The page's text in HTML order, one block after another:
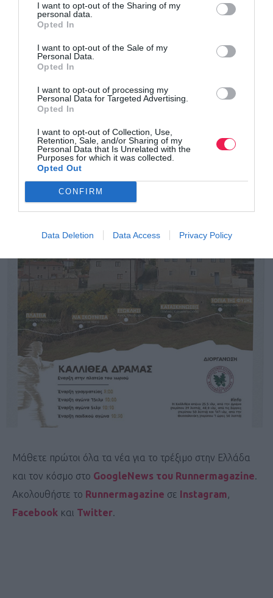
I want to opt-out of the Sharing of my
personal data.
Opted In
I want to opt-out of the Sale of my
Personal Data.
Opted In
I want to opt-out of processing my
Personal Data for Targeted Advertising.
Opted In
I want to opt-out of Collection, Use,
Retention, Sale, and/or Sharing of my
Personal Data that Is Unrelated with the
Purposes for which it was collected.
Opted Out
CONFIRM
Data Deletion Data Access Privacy Policy
Email:todysoro@gmail.com
Πασχάλης)
Μάθετε πρώτοι όλα τα νέα για το τρέξιμο στην Ελλάδα
και τον κόσμο στο GoogleNews του Runnermagazine.
Ακολουθήστε το Runnermagazine σε Instagram,
Facebook και Twitter.